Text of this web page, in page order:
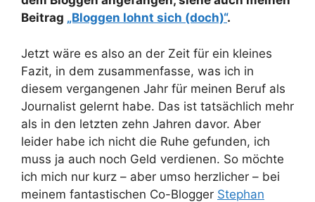
Beitrag „Bloggen lohnt sich (doch)“.
Jetzt wäre es also an der Zeit für ein kleines
Fazit, in dem zusammenfasse, was ich in
diesem vergangenen Jahr für meinen Beruf als
Journalist gelernt habe. Das ist tatsächlich mehr
als in den letzten zehn Jahren davor. Aber
leider habe ich nicht die Ruhe gefunden, ich
muss ja auch noch Geld verdienen. So möchte
ich mich nur kurz – aber umso herzlicher – bei
meinem fantastischen Co-Blogger Stephan